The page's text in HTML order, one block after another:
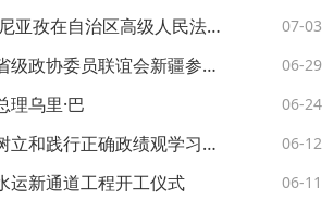
区高级人民法院和自治区人民检察院调研座谈 07-03
委员联谊会新疆参访交流团一行 06-29
理乌里·巴 06-24
强调 持续深化以案示警以案明纪以案促改 以正确政绩观推动“十五五”开好局起好步 06-12
运新通道工程开工仪式 06-11